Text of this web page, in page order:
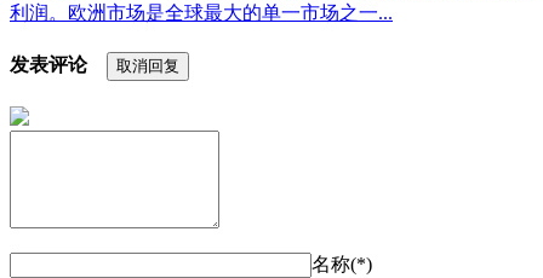
利润。欧洲市场是全球最大的单一市场之一...
发表评论 取消回复
名称(*)